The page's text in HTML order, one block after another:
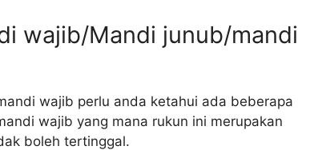
wajib/Mandi junub/mandi
wajib perlu anda ketahui ada beberapa
wajib yang mana rukun ini merupakan
boleh tertinggal.